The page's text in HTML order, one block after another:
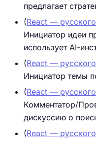
предлагает
(React —
Инициатор идеи
использует AI-
(React —
Инициатор темы
(React —
Комментатор/
дискуссию о
(React —